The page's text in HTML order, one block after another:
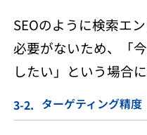
SEOのように検索エ
必要がないため、「
したい」という場合
ターゲティング精度